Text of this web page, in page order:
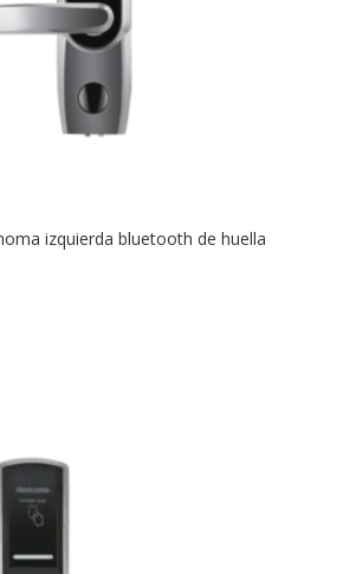
izquierda bluetooth de huella